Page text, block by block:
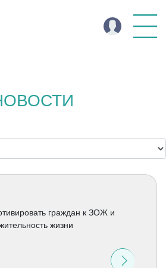
граждан к ЗОЖ и
жизни